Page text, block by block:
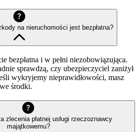
na nieruchomości jest bezpłatna?
bezpłatna i w pełni niezobowiązująca.
sprawdzą, czy ubezpieczyciel zaniżył
wykryjemy nieprawidłowości, masz
środki.
zlecenia płatnej usługi rzeczoznawcy
majątkowemu?